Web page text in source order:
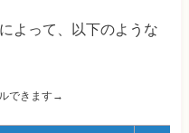
よって、以下のような
できます→